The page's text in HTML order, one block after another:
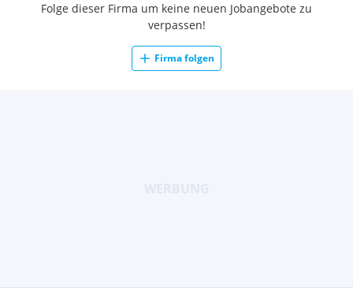
Folge dieser Firma um keine neuen Jobangebote zu
verpassen!
Firma folgen